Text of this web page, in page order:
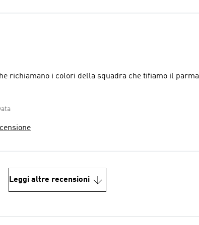
molto bella e bellissimi colori che richiamano i colori della squadra che tifiamo il parma
Leggi altre recensioni